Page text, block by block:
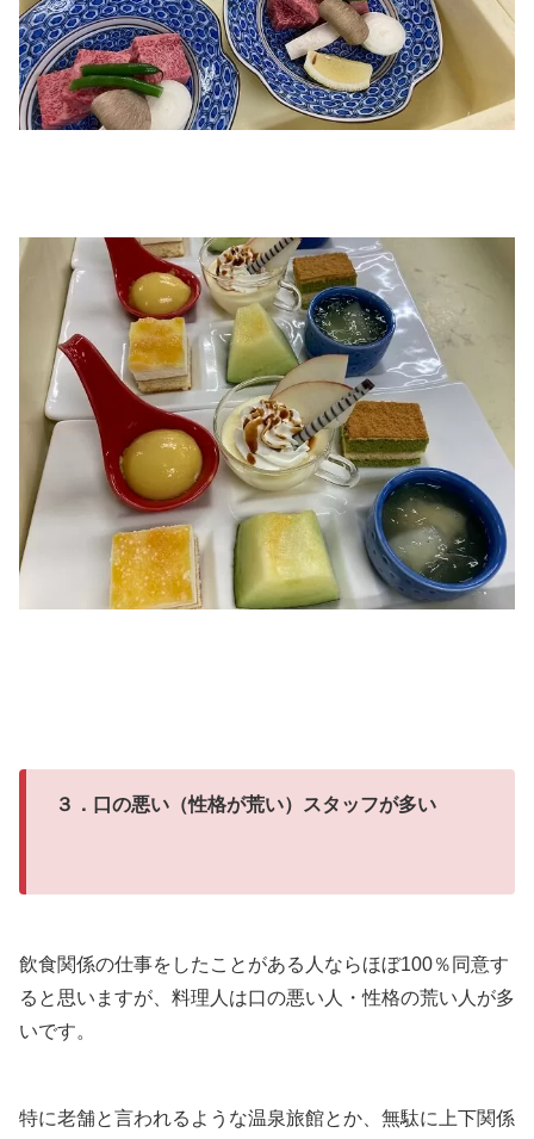
３．口の悪い（性格が荒い）スタッフが多い
飲食関係の仕事をしたことがある人ならほぼ100％同意す
ると思いますが、料理人は口の悪い人・性格の荒い人が多
いです。
特に老舗と言われるような温泉旅館とか、無駄に上下関係